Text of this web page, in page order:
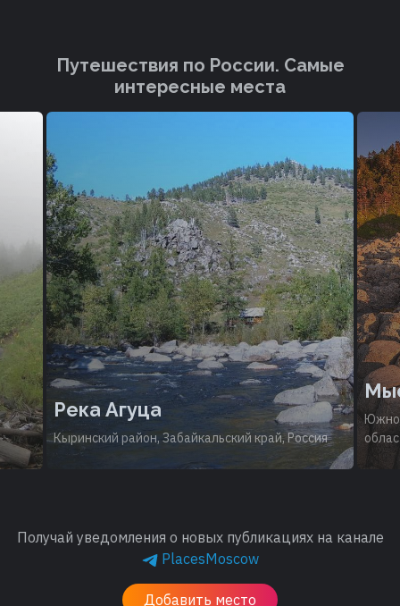
Путешествия по России. Cамые
интересные места
Река Агуца
Кыринский район, Забайкальский край, Россия
Получай уведомления о новых публикациях на канале
PlacesMoscow
Добавить место